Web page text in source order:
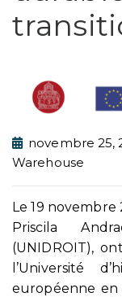
novembre 25,
Warehouse
Le 19 novembre
Priscila
(UNIDROIT),
l’Université
européenne en